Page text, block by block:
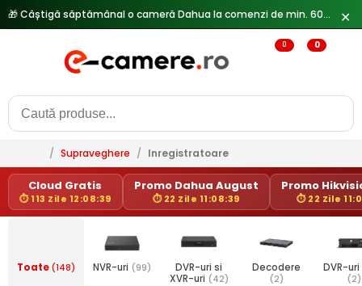
✕
0 0
/ Supraveghere / Inregistratoare
Cloud Gratis
⏱ 113 Zile 12:08:39
Promo Dahua August
⏱ 22 Zile 11:08:39
Promo
⏱ 22 Zile
Toate(148) NVR-uri (99)
DVR-uri si
XVR-uri (42)
Decodere
(2)
DVR-
(2)